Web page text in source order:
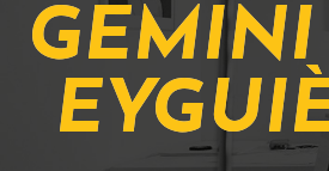
GEMINI